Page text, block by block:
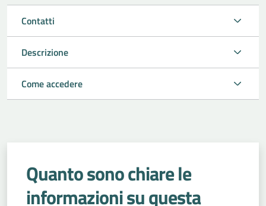
Contatti
Descrizione
Come accedere
Quanto sono chiare le
informazioni su questa